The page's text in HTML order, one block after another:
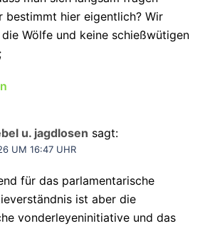
bestimmt hier eigentlich? Wir
Wölfe und keine schießwütigen
u. jagdlosen sagt:
UM 16:47 UHR
für das parlamentarische
ist aber die
vonderleyeninitiative und das